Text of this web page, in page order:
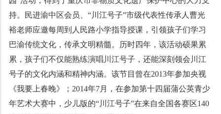
持。民进渝中区会员、“川江号子”市级代表性传承人曹光
裕老师应邀每周到人民路小学指导授课，引领孩子们学习
巴渝传统文化，传承文明精髓。历时四年，该活动硕果累
累，孩子们不仅能熟练演唱川江号子，还能深刻领会川江
号子的文化内涵和精神内涵。该节目曾在2013年参加央视
《我要上春晚》；2014年7月，在参加第十四届蒲公英青少
年艺术大赛中，少儿版的“川江号子”在来自全国各赛区140